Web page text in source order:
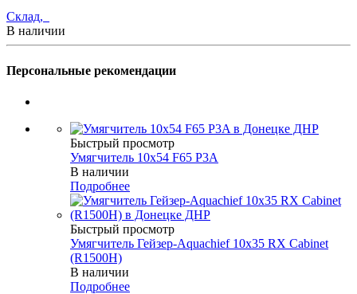
Склад,
В наличии
Персональные рекомендации
Быстрый просмотр
Умягчитель 10х54 F65 P3A
В наличии
Подробнее
Быстрый просмотр
Умягчитель Гейзер-Aquachief 10х35 RX Cabinet
(R1500H)
В наличии
Подробнее